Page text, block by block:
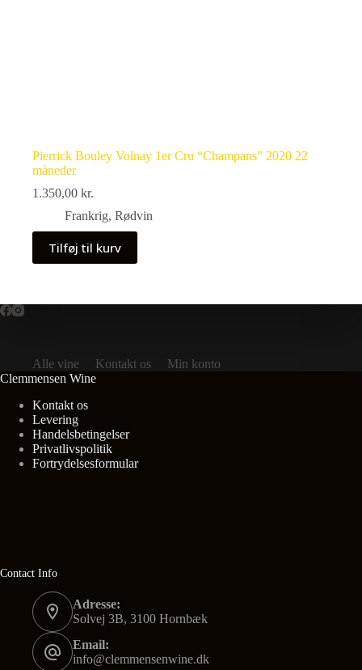
Pierrick Bouley Volnay 1er Cru “Champans” 2020 22
måneder
1.350,00 kr.
Frankrig, Rødvin
Tilføj til kurv
Alle vine Kontakt os
Min konto
Clemmensen Wine
Kontakt os
Levering
Handelsbetingelser
Privatlivspolitik
Fortrydelsesformular
Contact Info
Adresse:
Solvej 3B, 3100 Hornbæk
Email:
info@clemmensenwine.dk